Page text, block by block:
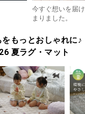
今すぐ想いを届
まりました。
をもっとおしゃれに♪
夏ラグ・マット